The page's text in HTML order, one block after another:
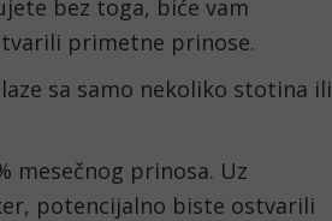
bez toga, biće vam
primetne prinose.
sa samo nekoliko stotina ili
mesečnog prinosa. Uz
potencijalno biste ostvarili